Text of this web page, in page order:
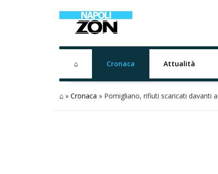
⌂ Cronaca Attualità
⌂ » Cronaca » Pomigliano, rifiuti scaricati davanti